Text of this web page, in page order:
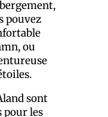
pouvez
ou
sont
pour les